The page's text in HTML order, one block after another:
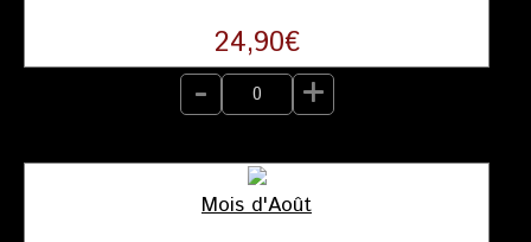
24,90€
- +
Mois d'Août